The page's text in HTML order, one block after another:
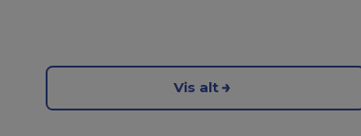
Vis alt